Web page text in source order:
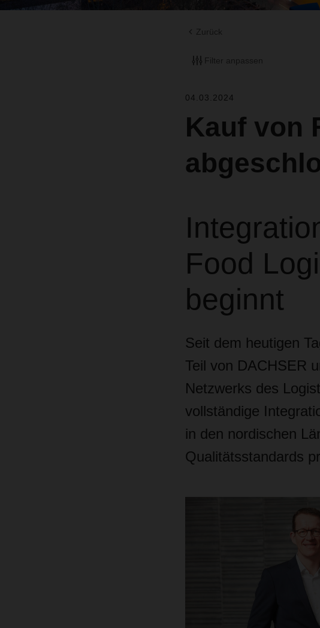
Zurück
Filter anpassen
04.03.2024
Kauf von
Food
beginnt
Seit dem heutigen
Teil von DACHSER
Netzwerks des
vollständige
in den nordischen
Qualitätsstandards